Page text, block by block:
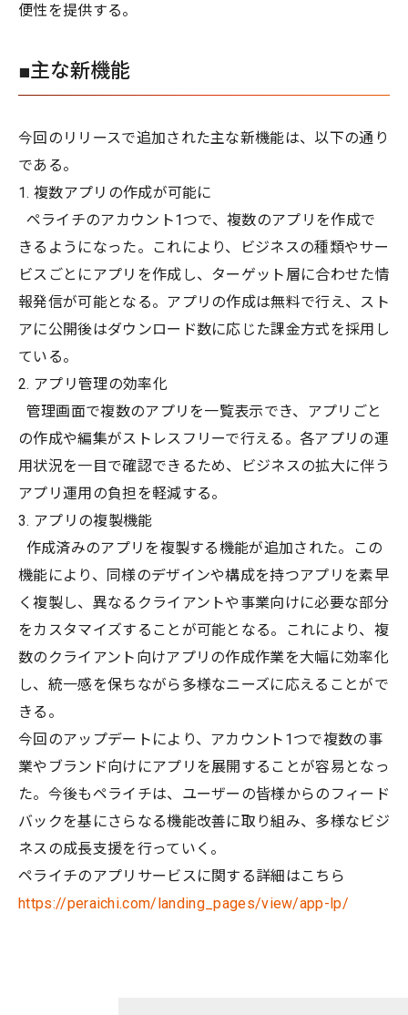
便性を提供する。
■主な新機能
今回のリリースで追加された主な新機能は、以下の通り
である。
1. 複数アプリの作成が可能に
ペライチのアカウント1つで、複数のアプリを作成で
きるようになった。これにより、ビジネスの種類やサー
ビスごとにアプリを作成し、ターゲット層に合わせた情
報発信が可能となる。アプリの作成は無料で行え、スト
アに公開後はダウンロード数に応じた課金方式を採用し
ている。
2. アプリ管理の効率化
管理画面で複数のアプリを一覧表示でき、アプリごと
の作成や編集がストレスフリーで行える。各アプリの運
用状況を一目で確認できるため、ビジネスの拡大に伴う
アプリ運用の負担を軽減する。
3. アプリの複製機能
作成済みのアプリを複製する機能が追加された。この
機能により、同様のデザインや構成を持つアプリを素早
く複製し、異なるクライアントや事業向けに必要な部分
をカスタマイズすることが可能となる。これにより、複
数のクライアント向けアプリの作成作業を大幅に効率化
し、統一感を保ちながら多様なニーズに応えることがで
きる。
今回のアップデートにより、アカウント1つで複数の事
業やブランド向けにアプリを展開することが容易となっ
た。今後もペライチは、ユーザーの皆様からのフィード
バックを基にさらなる機能改善に取り組み、多様なビジ
ネスの成長支援を行っていく。
ペライチのアプリサービスに関する詳細はこちら
https://peraichi.com/landing_pages/view/app-lp/